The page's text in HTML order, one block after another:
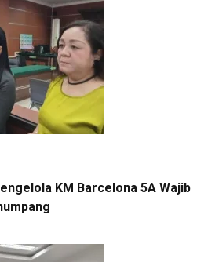
KM Barcelona 5A Wajib